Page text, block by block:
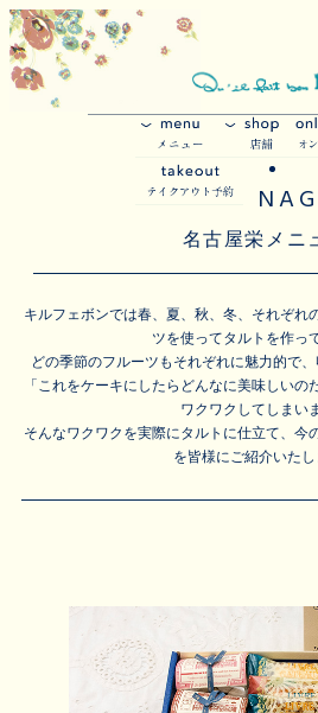
名古屋栄メニ
キルフェボンでは春、夏、秋、冬、それぞれ
ツを使ってタルトを作っ
どの季節のフルーツもそれぞれに魅力的で
「これをケーキにしたらどんなに美味しい
ワクワクしてしまい
そんなワクワクを実際にタルトに仕立て、今
を皆様にご紹介いたし